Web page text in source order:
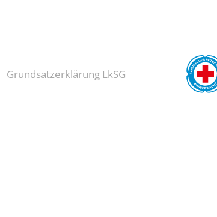
Grundsatzerklärung LkSG